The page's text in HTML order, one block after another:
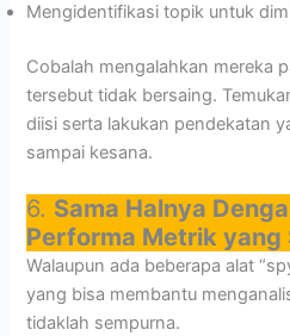
Mengidentifikasi topik untuk
Cobalah mengalahkan mereka
tersebut tidak bersaing.
diisi serta lakukan pendekatan
sampai kesana.
6. Sama Halnya
Performa Metrik yang
Walaupun ada beberapa alat
yang bisa membantu
tidaklah sempurna.